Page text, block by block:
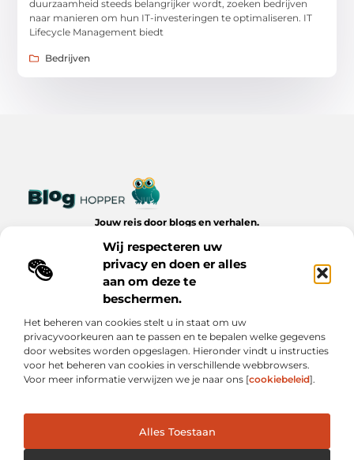
Wij respecteren uw
privacy en doen er alles
aan om deze te
beschermen.
Het beheren van cookies stelt u in staat om uw
privacyvoorkeuren aan te passen en te bepalen welke gegevens
door websites worden opgeslagen. Hieronder vindt u instructies
voor het beheren van cookies in verschillende webbrowsers.
Voor meer informatie verwijzen we je naar ons [cookiebeleid].
Alles Toestaan
duurzaamheid steeds belangrijker wordt, zoeken bedrijven
naar manieren om hun IT-investeringen te optimaliseren. IT
Lifecycle Management biedt
Bedrijven
Jouw reis door blogs en verhalen.
dagelijks leven op Bloghopper.nl.
Bericht categorie
Onze informatie
Cookiebeleid (EU)